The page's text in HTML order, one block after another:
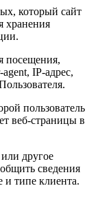
который сайт
хранения
посещения,
IP-адрес,
пользователь
веб-страницы в
другое
сведения
и типе клиента.